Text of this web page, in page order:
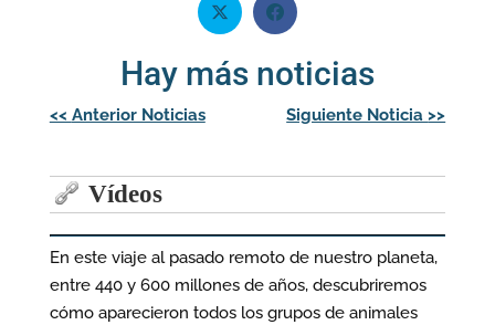
Hay más noticias
Navegación
de
<< Anterior Noticias Siguiente Noticia >>
Vídeos
En este viaje al pasado remoto de nuestro planeta,
entre 440 y 600 millones de años, descubriremos
cómo aparecieron todos los grupos de animales